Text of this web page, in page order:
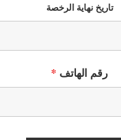
تاريخ نهاية الرخصة
رقم الهاتف *